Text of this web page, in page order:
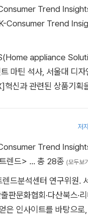
and
SNU. As a
[Q1] SSCI and
and was selected
She is also
projects with major
, 『케미컬 라이프』, 『소
구방법론』 등이 있고,
는 인문학〉, KBS 1라디
at Sangmyung
degree in Consumer
Paper Award’ in
Studies . He
Research lab at LG
Trend
Consumer Trend
appliance
마틴 석사, 서울대 디
신과 관련된 상품기획
·디자인공학과 교수로서
경험 및 프로젝트를 수
제 저명 학술지에 논문
‘이향은의 트렌드터치’를
Executive Director
Air Solution [H&A]
저
Trend
렌드> … 총 28종 (모두보
드분석센터 연구위원.
판문화협회·다산북스·
은 인사이트를 바탕으로,